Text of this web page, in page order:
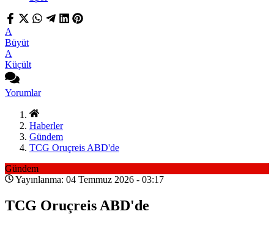
A
Büyüt
A
Küçült
Yorumlar
Haberler
Gündem
TCG Oruçreis ABD'de
Gündem
Yayınlanma: 04 Temmuz 2026 - 03:17
TCG Oruçreis ABD'de